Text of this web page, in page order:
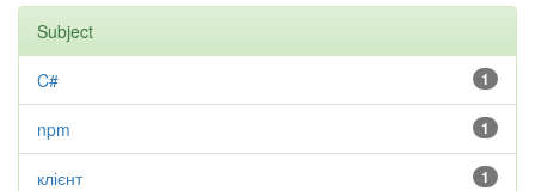
Subject
1
C#
1
npm
1
клієнт